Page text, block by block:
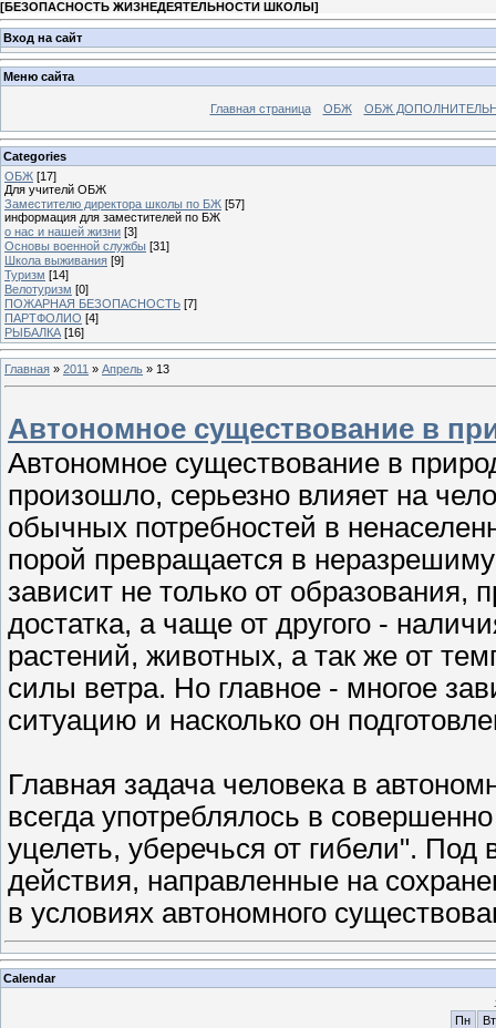
[БЕЗОПАСНОСТЬ ЖИЗНЕДЕЯТЕЛЬНОСТИ ШКОЛЫ]
Вход на сайт
Меню сайта
Главная страница ОБЖ ОБЖ
Categories
ОБЖ [17]
Для учителй ОБЖ
Заместителю директора школы по БЖ [57]
информация для заместителей по БЖ
о нас и нашей жизни [3]
Основы военной службы [31]
Школа выживания [9]
Туризм [14]
Велотуризм [0]
ПОЖАРНАЯ БЕЗОПАСНОСТЬ [7]
ПАРТФОЛИО [4]
РЫБАЛКА [16]
Главная » 2011 » Апрель » 13
Автономное существование в
Автономное существование в
произошло, серьезно влияет на
обычных потребностей в
порой превращается в
зависит не только от
достатка, а чаще от другого -
растений, животных, а так же от
силы ветра. Но главное - многое
ситуацию и насколько он
Главная задача человека в
всегда употреблялось в
уцелеть, уберечься от гибели".
действия, направленные на
в условиях автономного
Calendar
Пн
Вт